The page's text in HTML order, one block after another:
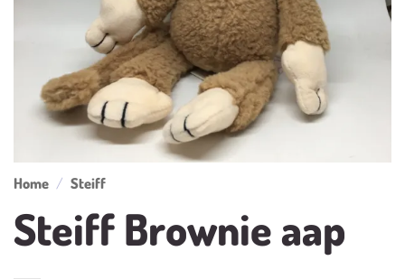
Home / Steiff
Steiff Brownie aap